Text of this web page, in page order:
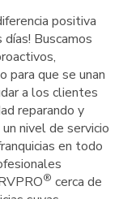
positiva
Buscamos
para que se unan
a los clientes
reparando y
nivel de servicio
en todo
® cerca de